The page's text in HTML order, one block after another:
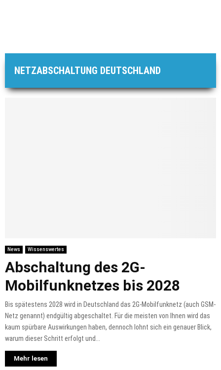
NETZABSCHALTUNG DEUTSCHLAND
News Wissenswertes
Abschaltung des 2G-
Mobilfunknetzes bis 2028
Bis spätestens 2028 wird in Deutschland das 2G-Mobilfunknetz (auch GSM-
Netz genannt) endgültig abgeschaltet. Für die meisten von Ihnen wird das
kaum spürbare Auswirkungen haben, dennoch lohnt sich ein genauer Blick,
warum dieser Schritt erfolgt und...
Mehr lesen